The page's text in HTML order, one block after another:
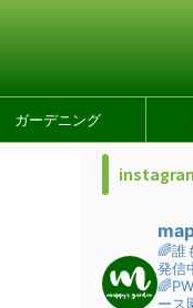
ガーデニング
🌈誰
発信
ース